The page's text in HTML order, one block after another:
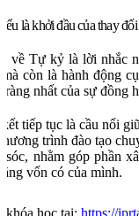
là khởi đầu của thay đổi
về Tự kỷ là lời nhắc
còn là hành động
nhất của sự đồng
tiếp tục là cầu nối
trình đào tạo
sóc, nhằm góp phần
vốn có của mình.
khóa học tại: https://